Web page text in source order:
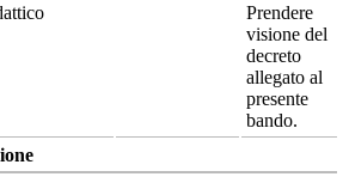
Prendere
visione del
decreto
allegato al
presente
bando.